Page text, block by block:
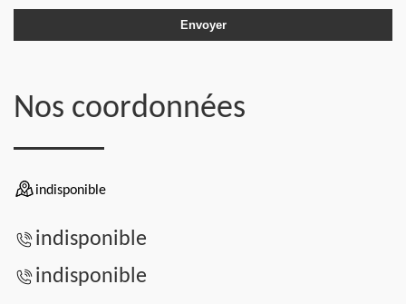
Nos coordonnées
indisponible
indisponible
indisponible